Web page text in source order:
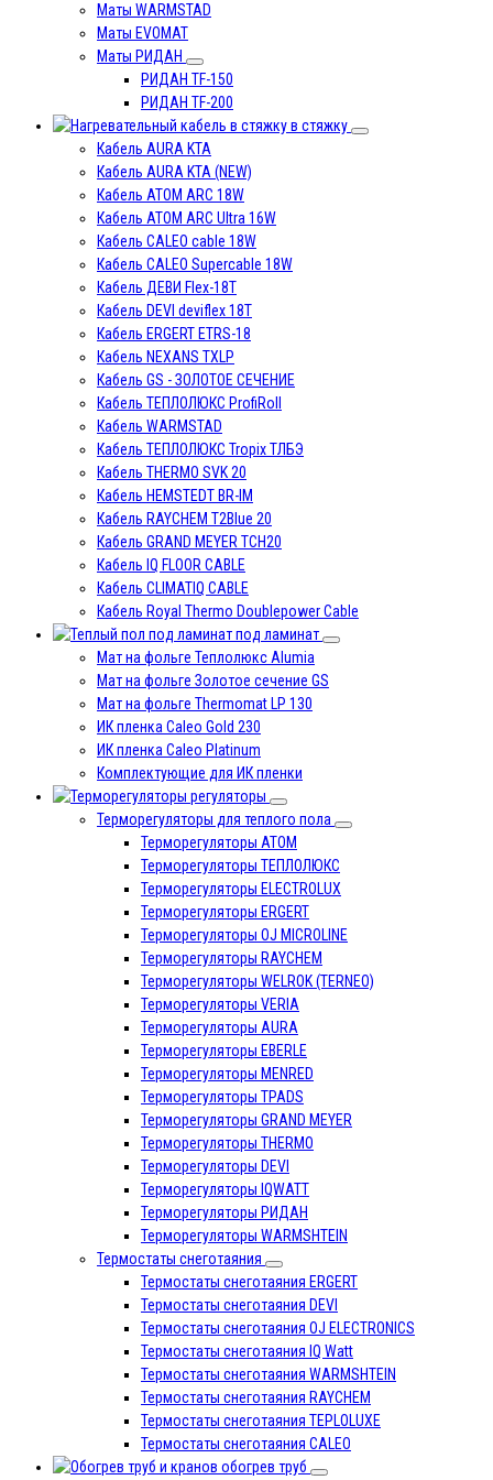
Маты WARMSTAD
Маты EVOMAT
Маты РИДАН
РИДАН TF-150
РИДАН TF-200
в стяжку
Кабель AURA KTA
Кабель AURA KTA (NEW)
Кабель ATOM ARC 18W
Кабель ATOM ARC Ultra 16W
Кабель CALEO cable 18W
Кабель CALEO Supercable 18W
Кабель ДЕВИ Flex-18T
Кабель DEVI deviflex 18T
Кабель ERGERT ETRS-18
Кабель NEXANS TXLP
Кабель GS - ЗОЛОТОЕ СЕЧЕНИЕ
Кабель ТЕПЛОЛЮКС ProfiRoll
Кабель WARMSTAD
Кабель ТЕПЛОЛЮКС Tropix ТЛБЭ
Кабель THERMO SVK 20
Кабель HEMSTEDT BR-IM
Кабель RAYCHEM T2Blue 20
Кабель GRAND MEYER TCH20
Кабель IQ FLOOR CABLE
Кабель CLIMATIQ CABLE
Кабель Royal Thermo Doublepower Cable
под ламинат
Мат на фольге Теплолюкс Alumia
Мат на фольге Золотое сечение GS
Мат на фольге Thermomat LP 130
ИК пленка Caleo Gold 230
ИК пленка Caleo Platinum
Комплектующие для ИК пленки
регуляторы
Терморегуляторы для теплого пола
Терморегуляторы ATOM
Терморегуляторы ТЕПЛОЛЮКС
Терморегуляторы ELECTROLUX
Терморегуляторы ERGERT
Терморегуляторы OJ MICROLINE
Терморегуляторы RAYCHEM
Терморегуляторы WELROK (TERNEO)
Терморегуляторы VERIA
Терморегуляторы AURA
Терморегуляторы EBERLE
Терморегуляторы MENRED
Терморегуляторы TPADS
Терморегуляторы GRAND MEYER
Терморегуляторы THERMO
Терморегуляторы DEVI
Терморегуляторы IQWATT
Терморегуляторы РИДАН
Терморегуляторы WARMSHTEIN
Термостаты снеготаяния
Термостаты снеготаяния ERGERT
Термостаты снеготаяния DEVI
Термостаты снеготаяния OJ ELECTRONICS
Термостаты снеготаяния IQ Watt
Термостаты снеготаяния WARMSHTEIN
Термостаты снеготаяния RAYCHEM
Термостаты снеготаяния TEPLOLUXE
Термостаты снеготаяния CALEO
обогрев труб